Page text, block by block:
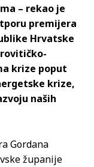
– rekao je
premijera
Hrvatske
krize poput
krize,
naših
Gordana
županije